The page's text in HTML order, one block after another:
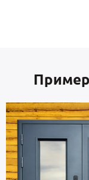
повреждениям,
Каркас коробки и
производства,
двери установлены
В полости створки
Уплотнение: 2